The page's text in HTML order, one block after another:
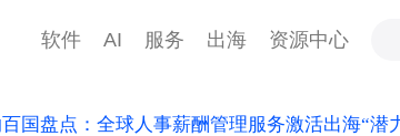
软件 AI 服务 出海 资源中心
国盘点：全球人事薪酬管理服务激活出海“潜